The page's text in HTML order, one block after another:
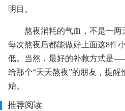
明目。
熬夜消耗的气血，不是一
每次熬夜后都能做好上面这8件
低。当然，最好的补救方式是
给那个“天天熬夜”的朋友，提
始。
推荐阅读